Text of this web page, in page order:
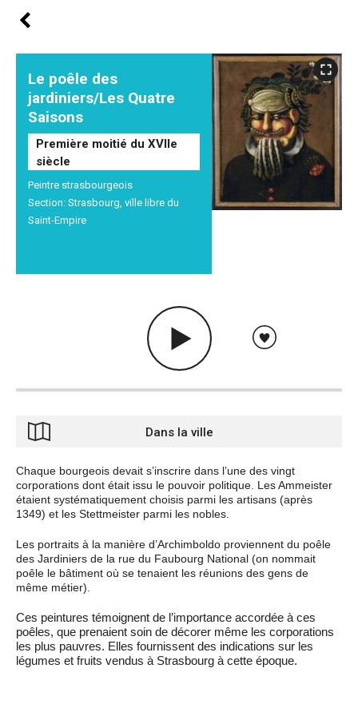
Le poêle des
jardiniers/Les Quatre
Saisons
Première moitié du XVIIe
siècle
Peintre strasbourgeois
Section: Strasbourg, ville libre du
Saint-Empire
Dans la ville
Chaque bourgeois devait s’inscrire dans l’une des vingt
corporations dont était issu le pouvoir politique. Les Ammeister
étaient systématiquement choisis parmi les artisans (après
1349) et les Stettmeister parmi les nobles.
Les portraits à la manière d’Archimboldo proviennent du poêle
des Jardiniers de la rue du Faubourg National (on nommait
poêle le bâtiment où se tenaient les réunions des gens de
même métier).
Ces peintures témoignent de l’importance accordée à ces
poêles, que prenaient soin de décorer même les corporations
les plus pauvres. Elles fournissent des indications sur les
légumes et fruits vendus à Strasbourg à cette époque.